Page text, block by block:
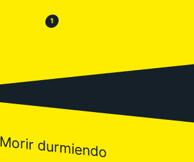
😒 1 😂
Morir durmiendo